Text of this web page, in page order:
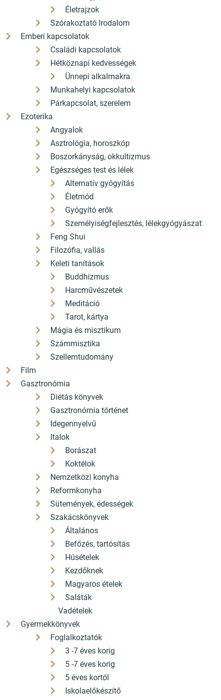
Életrajzok
Szórakoztató Irodalom
Emberi kapcsolatok
Családi kapcsolatok
Hétköznapi kedvességek
Ünnepi alkalmakra
Munkahelyi kapcsolatok
Párkapcsolat, szerelem
Ezoterika
Angyalok
Asztrológia, horoszkóp
Boszorkányság, okkultizmus
Egészséges test és lélek
Alternatív gyógyítás
Életmód
Gyógyító erők
Személyiségfejlesztés, lélekgyógyászat
Feng Shui
Filozófia, vallás
Keleti tanítások
Buddhizmus
Harcművészetek
Meditáció
Tarot, kártya
Mágia és misztikum
Számmisztika
Szellemtudomány
Film
Gasztronómia
Diétás könyvek
Gasztronómia történet
Idegennyelvű
Italok
Borászat
Koktélok
Nemzetközi konyha
Reformkonyha
Sütemények, édességek
Szakácskönyvek
Általános
Befőzés, tartósítás
Húsételek
Kezdőknek
Magyaros ételek
Saláták
Vadételek
Gyermekkönyvek
Foglalkoztatók
3 -7 éves korig
5 -7 éves korig
5 éves kortól
Iskolaelőkészítő
AKCIÓS
A teljes napló 1943-
1944 (új kiadás)
5 999 Ft
5 400 Ft
Kedvezmény 600 Ft (10%)
ÁFÁ-val, Szállítási költségek
nélkül
Részletek
nélkül
Népszerű kiadványok
Az állatok gyógyító ereje
5 999 Ft
5 400Ft
Pilisvörösvár könyvesboltja
Adatkezelési nyilatkozat
Szállítási díjak
+36 26 330 308
hello[a]konyvbox.hu
2085 Pilisvörösvár Fő út 82.